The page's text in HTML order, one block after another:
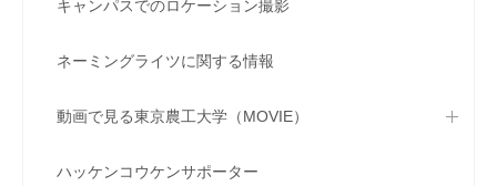
キャンパスでのロケーション撮影
ネーミングライツに関する情報
動画で見る東京農工大学（MOVIE）
ハッケンコウケンサポーター